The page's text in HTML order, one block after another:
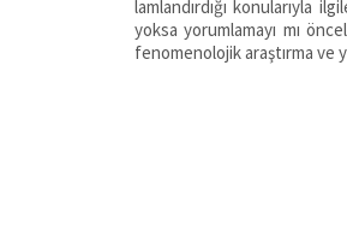
lamlandırdığı konularıyla
yoksa yorumlamayı mı
fenomenolojik araştırma ve